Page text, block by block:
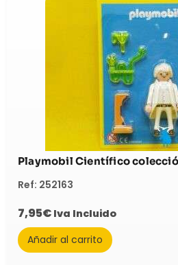
Playmobil Científico
Ref: 252163
7,95€ Iva Incluido
Añadir al carrito